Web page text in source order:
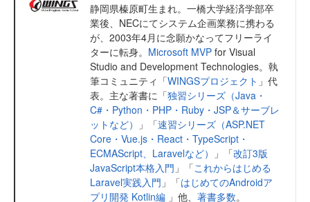
静岡県榛原町生まれ。一橋大学経済学部卒
業後、NECにてシステム企画業務に携わる
が、2003年4月に念願かなってフリーライ
ターに転身。 Microsoft MVP for Visual
Studio and Development Technologies。執
筆コミュニティ「WINGSプロジェクト 」代
表。主な著書に「独習シリーズ（Java・
C#・Python・PHP・Ruby・JSP＆サーブレ
ットなど）
」「速習シリーズ（ASP.NET
Core・Vue.js・React・TypeScript・
ECMAScript、Laravelなど）
」「改訂3版
JavaScript本格入門 」「これからはじめる
Laravel実践入門 」「はじめてのAndroidア
プリ開発 Kotlin編 」他、 著書多数。